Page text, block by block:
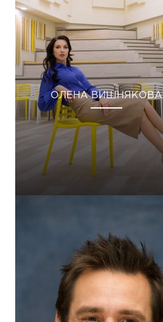
ОЛЕНА ВИШНЯКОВА